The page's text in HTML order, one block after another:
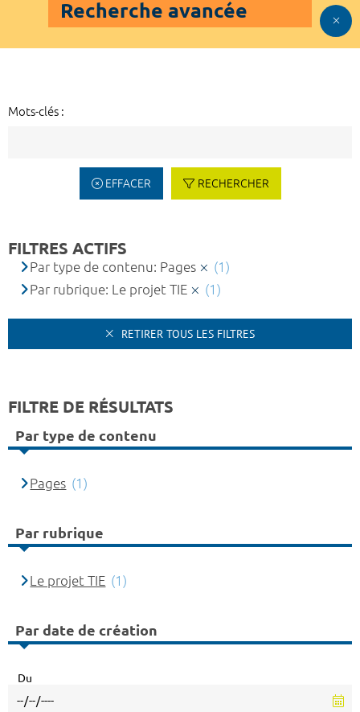
Recherche avancée
Mots-clés :
EFFACER RECHERCHER
FILTRES ACTIFS
Par type de contenu: Pages
(1)
Par rubrique: Le projet TIE
(1)
RETIRER TOUS LES FILTRES
FILTRE DE RÉSULTATS
Par type de contenu
Pages (1)
Par rubrique
Le projet TIE (1)
Par date de création
Du